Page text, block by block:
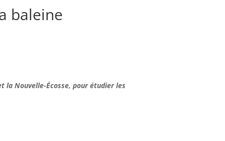
baleine
la Nouvelle-Écosse, pour étudier les